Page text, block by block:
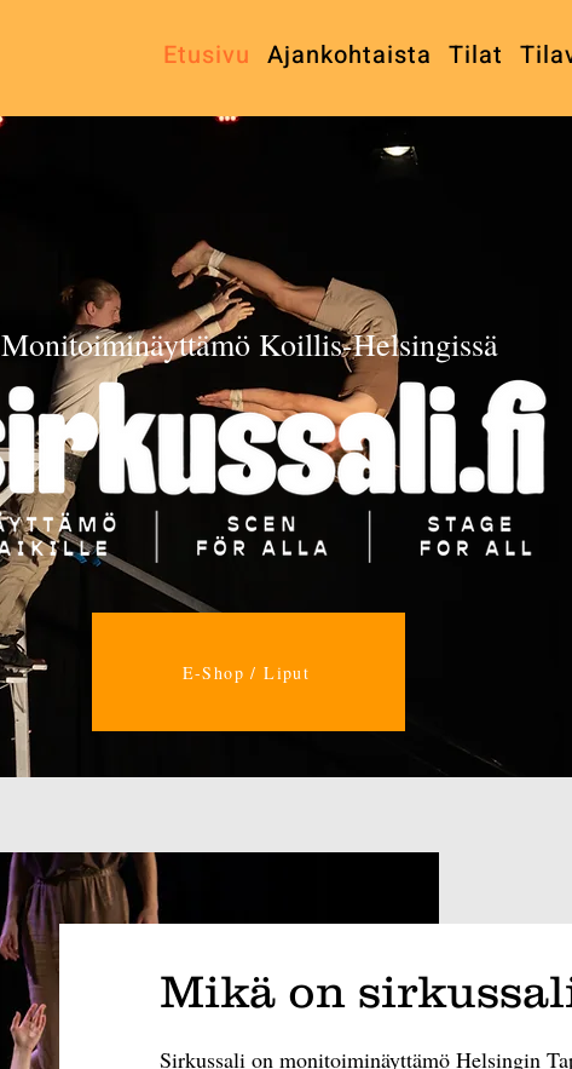
Etusivu Ajankohtaista Tilat
Monitoiminäyttämö Koillis-Helsingissä
E-Shop / Liput
Mikä on
Sirkussali on monitoiminäyttämö Helsingin